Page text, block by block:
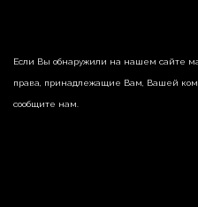
Если Вы обнаружили на нашем сайте
права, принадлежащие Вам, Вашей
сообщите нам.